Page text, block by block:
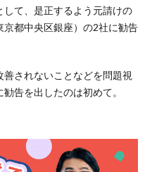
て、是正するよう元請けの
都中央区銀座）の2社に勧告
されないことなどを問題視
告を出したのは初めて。